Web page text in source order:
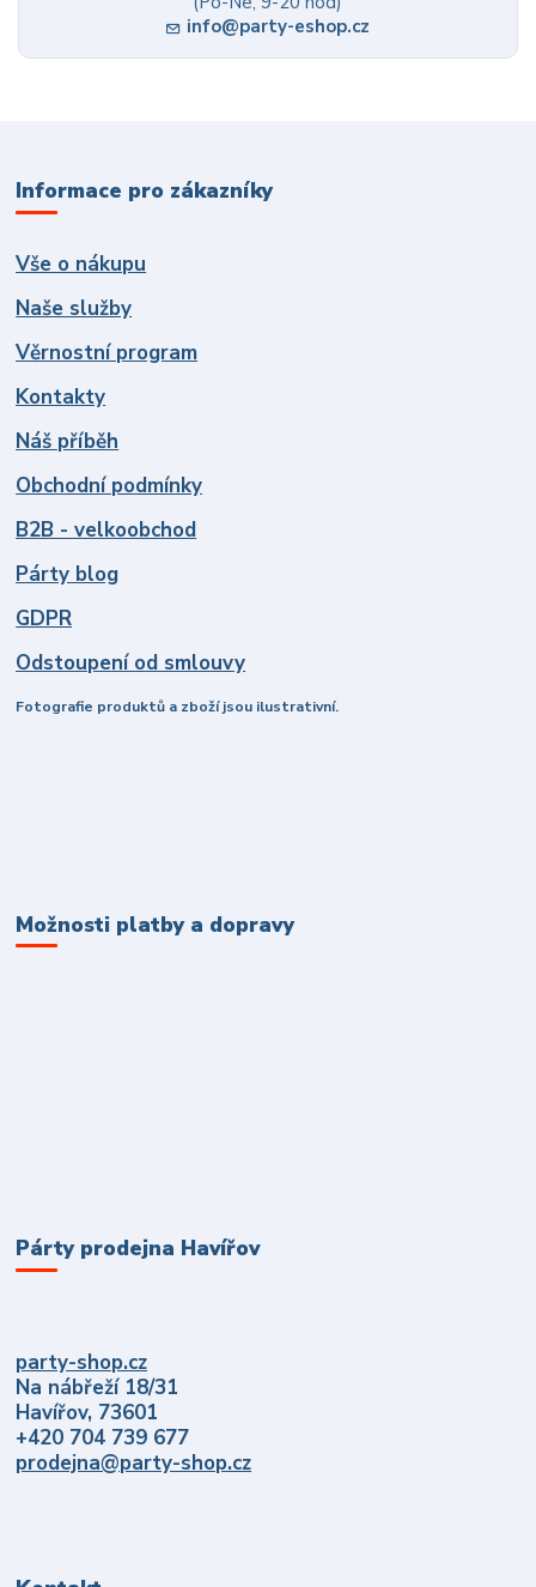
info@party-eshop.cz
Informace pro zákazníky
Vše o nákupu
Naše služby
Věrnostní program
Kontakty
Náš příběh
Obchodní podmínky
B2B - velkoobchod
Párty blog
GDPR
Odstoupení od smlouvy
Fotografie produktů a zboží jsou ilustrativní.
Možnosti platby a dopravy
Párty prodejna Havířov
party-shop.cz
Na nábřeží 18/31
Havířov, 73601
+420 704 739 677
prodejna@party-shop.cz